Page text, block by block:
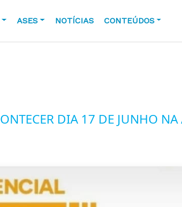
ASES NOTÍCIAS CONTEÚDOS
DIA 17 DE JUNHO NA